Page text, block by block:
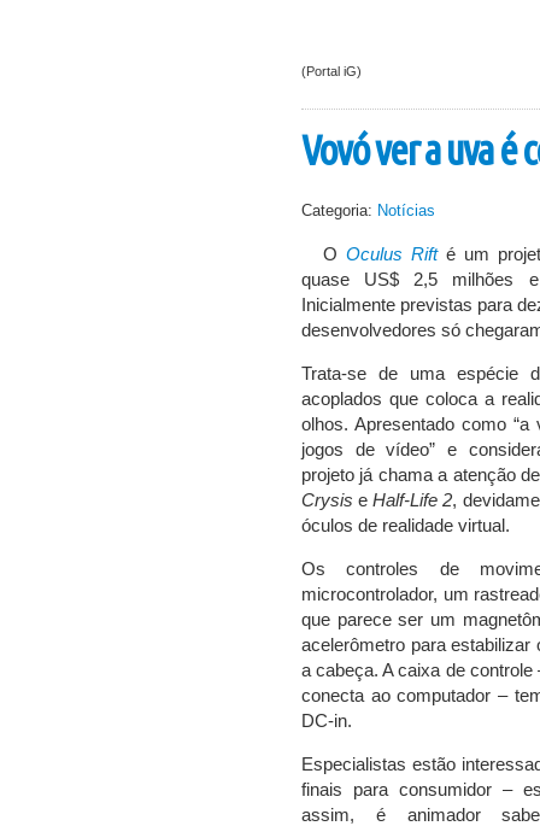
(Portal iG)
Vovó ver a uva é
Categoria: Notícias
O Oculus Rifté um
quase US$ 2,5 milhões
Inicialmente previstas para
desenvolvedores só
Trata-se de uma espécie
acoplados que coloca a
olhos. Apresentado como “a
jogos de vídeo” e
projeto já chama a atenção
Crysis eHalf-Life 2,
óculos de realidade virtual.
Os controles de
microcontrolador, um
que parece ser um
acelerômetro para
a cabeça. A caixa de
conecta ao computador –
DC-in.
Especialistas estão
finais para consumidor –
assim, é animador